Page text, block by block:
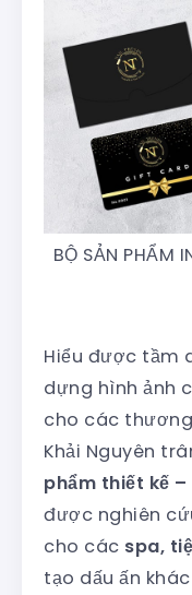
BỘ SẢN PHẨM
Hiểu được tầm
dựng hình ảnh
cho các
Khải Nguyên
phẩm thiết kế
được nghiên
cho các spa,
tạo dấu ấn